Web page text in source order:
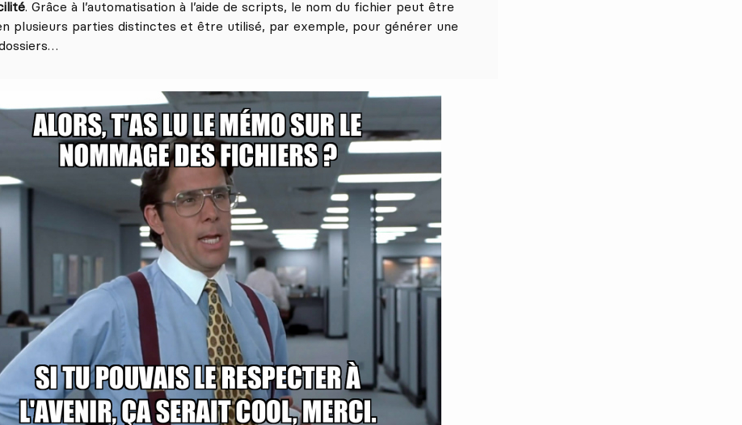
. Grâce à l’automatisation à l’aide de scripts, le nom du fichier peut être
plusieurs parties distinctes et être utilisé, par exemple, pour générer une